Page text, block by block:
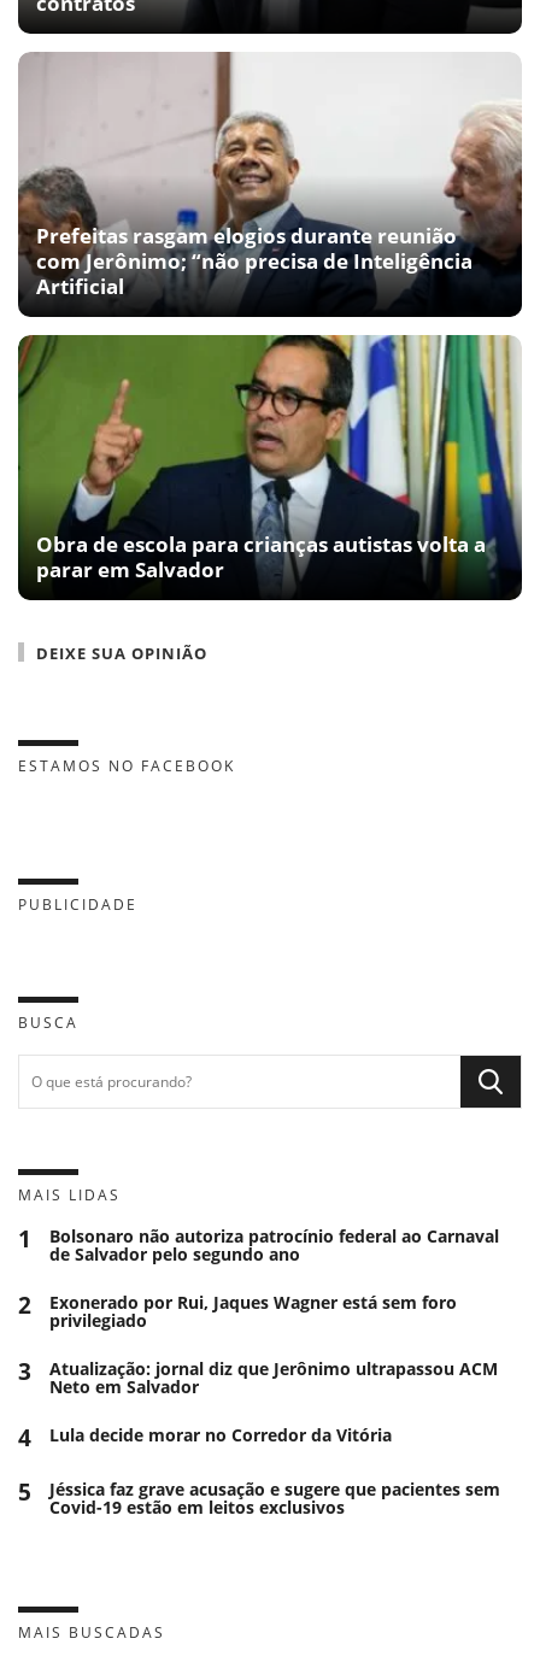
Prefeitas rasgam elogios durante reunião
com Jerônimo; “não precisa de Inteligência
Artificial
Obra de escola para crianças autistas volta a
parar em Salvador
DEIXE SUA OPINIÃO
ESTAMOS NO FACEBOOK
PUBLICIDADE
BUSCA
MAIS LIDAS
1 Bolsonaro não autoriza patrocínio federal ao Carnaval
de Salvador pelo segundo ano
2 Exonerado por Rui, Jaques Wagner está sem foro
privilegiado
3 Atualização: jornal diz que Jerônimo ultrapassou ACM
Neto em Salvador
4 Lula decide morar no Corredor da Vitória
5 Jéssica faz grave acusação e sugere que pacientes sem
Covid-19 estão em leitos exclusivos
MAIS BUSCADAS